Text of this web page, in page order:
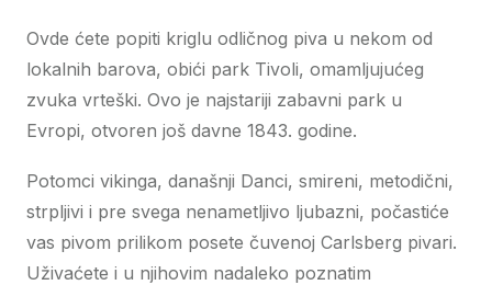
Ovde ćete popiti kriglu odličnog piva u nekom od
lokalnih barova, obići park Tivoli, omamljujućeg
zvuka vrteški. Ovo je najstariji zabavni park u
Evropi, otvoren još davne 1843. godine.
Potomci vikinga, današnji Danci, smireni, metodični,
strpljivi i pre svega nenametljivo ljubazni, počastiće
vas pivom prilikom posete čuvenoj Carlsberg pivari.
Uživaćete i u njihovim nadaleko poznatim